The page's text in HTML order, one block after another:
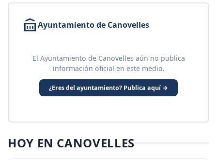
Ayuntamiento de Canovelles
El Ayuntamiento de Canovelles aún no publica
información oficial en este medio.
¿Eres del ayuntamiento? Publica aquí →
HOY EN CANOVELLES